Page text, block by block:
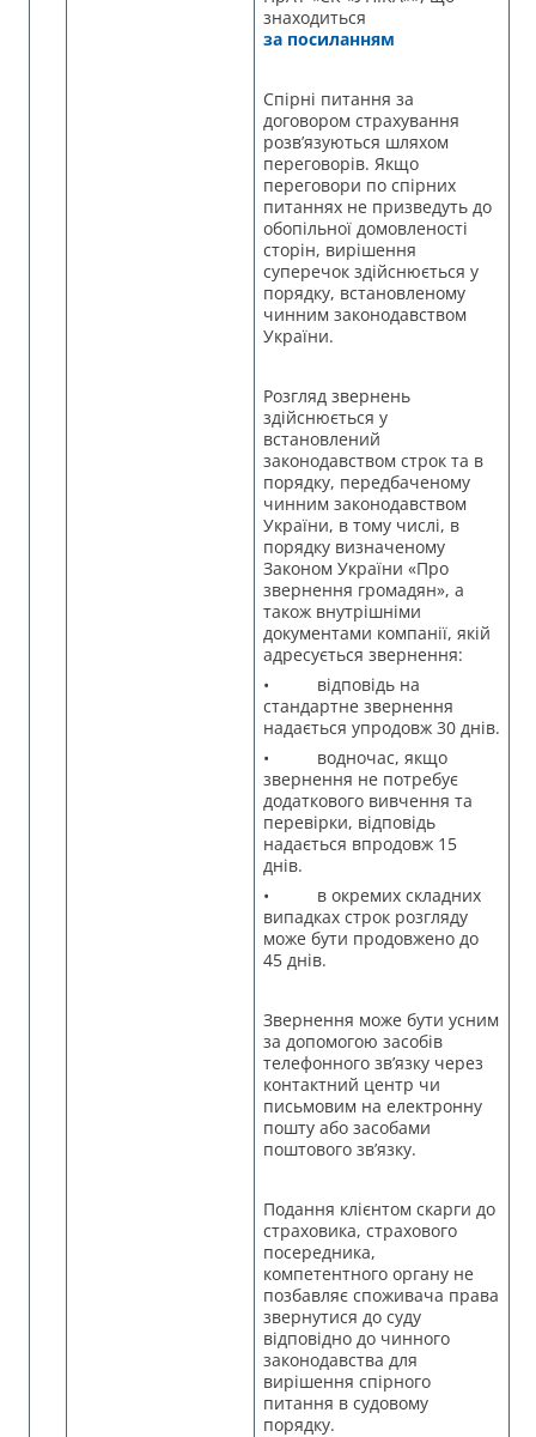
знаходиться
за посиланням
Спірні питання за
договором страхування
розв’язуються шляхом
переговорів. Якщо
переговори по спірних
питаннях не призведуть до
обопільної домовленості
сторін, вирішення
суперечок здійснюється у
порядку, встановленому
чинним законодавством
України.
Розгляд звернень
здійснюється у
встановлений
законодавством строк та в
порядку, передбаченому
чинним законодавством
України, в тому числі, в
порядку визначеному
Законом України «Про
звернення громадян», а
також внутрішніми
документами компанії, якій
адресується звернення:
• відповідь на
стандартне звернення
надається упродовж 30 днів.
• водночас, якщо
звернення не потребує
додаткового вивчення та
перевірки, відповідь
надається впродовж 15
днів.
• в окремих складних
випадках строк розгляду
може бути продовжено до
45 днів.
Звернення може бути усним
за допомогою засобів
телефонного зв’язку через
контактний центр чи
письмовим на електронну
пошту або засобами
поштового зв’язку.
Подання клієнтом скарги до
страховика, страхового
посередника,
компетентного органу не
позбавляє споживача права
звернутися до суду
відповідно до чинного
законодавства для
вирішення спірного
питання в судовому
порядку.